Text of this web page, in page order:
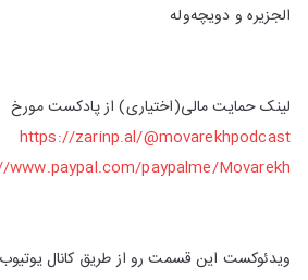
الجزیره و دویچه‌وله
لینک حمایت مالی(اختیاری) از پادکست مورخ
https://zarinp.al/@movarekhpodcast
paypalme/Movarekh
ویدئوکست این قسمت رو از طریق کانال یوتیوب